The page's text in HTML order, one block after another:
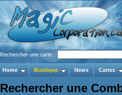
Rechercher une carte :
Home Boutique News Cartes
Rechercher une